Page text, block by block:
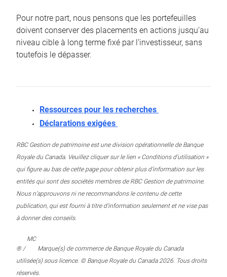
Pour notre part, nous pensons que les portefeuilles
doivent conserver des placements en actions jusqu’au
niveau cible à long terme fixé par l’investisseur, sans
toutefois le dépasser.
Ressources pour les recherches
Déclarations exigées
RBC Gestion de patrimoine est une division opérationnelle de Banque
Royale du Canada. Veuillez cliquer sur le lien « Conditions d’utilisation »
qui figure au bas de cette page pour obtenir plus d’information sur les
entités qui sont des sociétés membres de RBC Gestion de patrimoine.
Nous n’approuvons ni ne recommandons le contenu de cette
publication, qui est fourni à titre d’information seulement et ne vise pas
à donner des conseils.
® /
MC
Marque(s) de commerce de Banque Royale du Canada
utilisée(s) sous licence. © Banque Royale du Canada 2026. Tous droits
réservés.